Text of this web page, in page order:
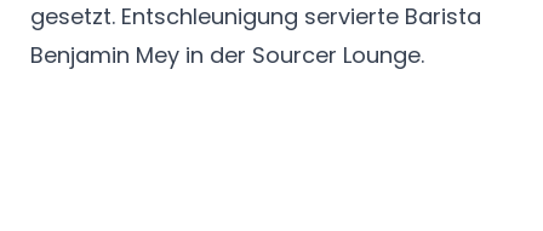
gesetzt. Entschleunigung servierte Barista
Benjamin Mey in der Sourcer Lounge.